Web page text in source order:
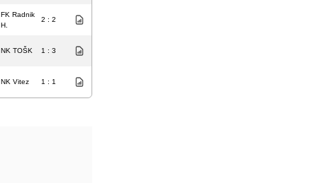
FK Radnik
H.
2 : 2
NK TOŠK 1 : 3
NK Vitez 1 : 1